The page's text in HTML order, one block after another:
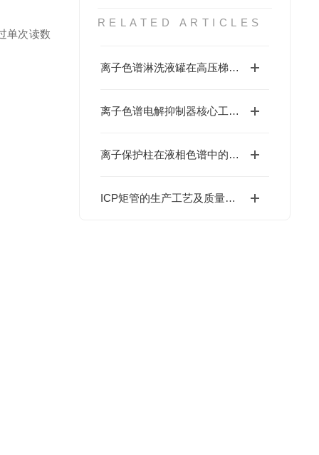
RELATED ARTICLES
离子色谱淋洗液罐在高压梯度泵系统中的耐压性能与密封设计
离子色谱电解抑制器核心工作原理
离子保护柱在液相色谱中的应用与优势说明
ICP矩管的生产工艺及质量控制介绍
单次读数